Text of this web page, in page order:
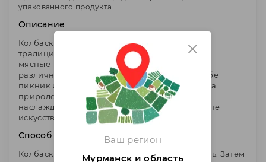
Ваш регион
Мурманск и область
упакованного продукта.
Описание
Колбаски Кнекер Окраина –
традиционные немецкие колбаски. Сочные,
мясные колбаски идеально сочетаются с
различными соусами. Трудно представить себе
пикник или хот-дог без Кнекеров! Дома или на
природе, их не нужно резать – бери, кусай и
наслаждайся подлинным вкусом мяса. Оцените
искусство немецких мастеров.
Способ приготовления
Колбаски предварительно нужно разморозить. Затем